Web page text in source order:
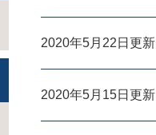
2020年5月22日更新
2020年5月15日更新